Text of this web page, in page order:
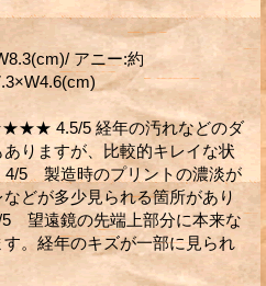
アニー:約
4.5/5 経年の汚れなどのダ
りますが、比較的キレイな状
製造時のプリントの濃淡が
どが多少見られる箇所があり
遠鏡の先端上部分に本来な
。経年のキズが一部に見られ